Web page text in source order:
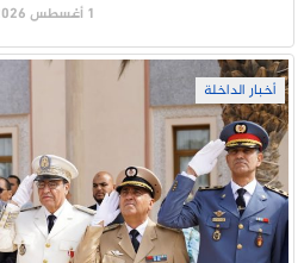
1 أغسطس 2026
أخبار الداخلة